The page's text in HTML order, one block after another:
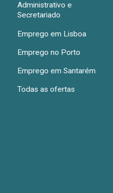
Administrativo e
Secretariado
Emprego em Lisboa
Emprego no Porto
Emprego em Santarém
Todas as ofertas